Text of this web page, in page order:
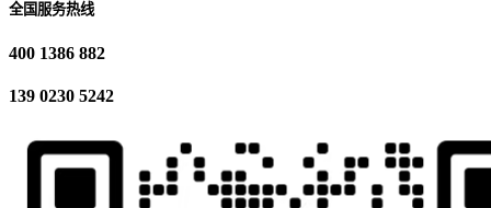
全国服务热线
400 1386 882
139 0230 5242